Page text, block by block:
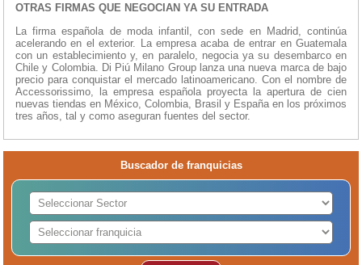
OTRAS FIRMAS QUE NEGOCIAN YA SU ENTRADA
La firma española de moda infantil, con sede en Madrid, continúa
acelerando en el exterior. La empresa acaba de entrar en Guatemala
con un establecimiento y, en paralelo, negocia ya su desembarco en
Chile y Colombia. Di Piú Milano Group lanza una nueva marca de bajo
precio para conquistar el mercado latinoamericano. Con el nombre de
Accessorissimo, la empresa española proyecta la apertura de cien
nuevas tiendas en México, Colombia, Brasil y España en los próximos
tres años, tal y como aseguran fuentes del sector.
Buscador de franquicias